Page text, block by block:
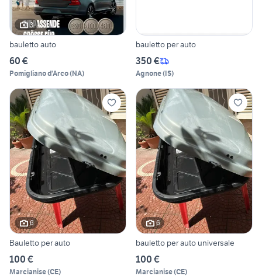
3
bauletto auto
60 €
Pomigliano d'Arco(NA)
bauletto per auto
350 €
Agnone(IS)
6
Bauletto per auto
100 €
Marcianise(CE)
6
bauletto per auto universale
100 €
Marcianise(CE)